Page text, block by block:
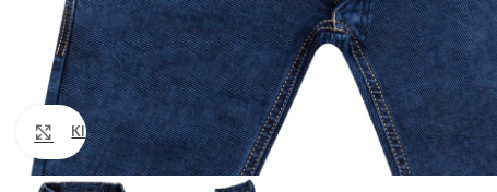
Klik om te vergroten